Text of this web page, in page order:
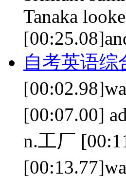
Tanaka
自考英语综
[00:07.00]
n.工厂